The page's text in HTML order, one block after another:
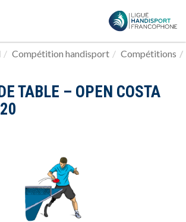
Compétition handisport Compétitions
TABLE – OPEN COSTA